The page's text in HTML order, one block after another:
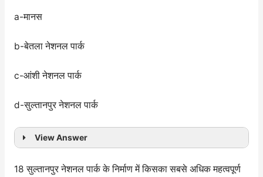
a-मानस
b-बेतला नेशनल पार्क
c-आंशी नेशनल पार्क
d-सुल्तानपुर नेशनल पार्क
View Answer
18 सुल्तानपुर नेशनल पार्क के निर्माण में किसका सबसे अधिक महत्वपूर्ण